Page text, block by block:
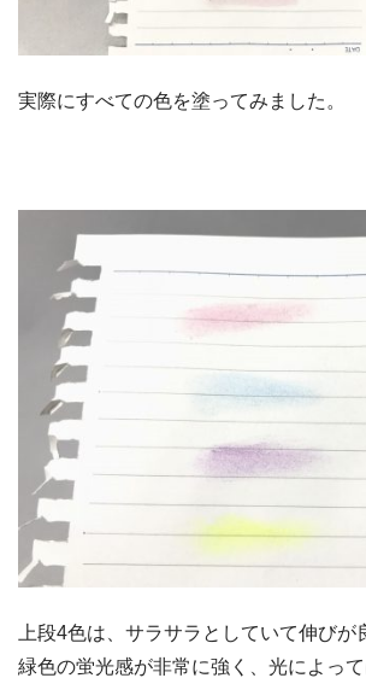
実際にすべての色を塗ってみました。
上段4色は、サラサラとしていて伸びが
緑色の蛍光感が非常に強く、光によっ